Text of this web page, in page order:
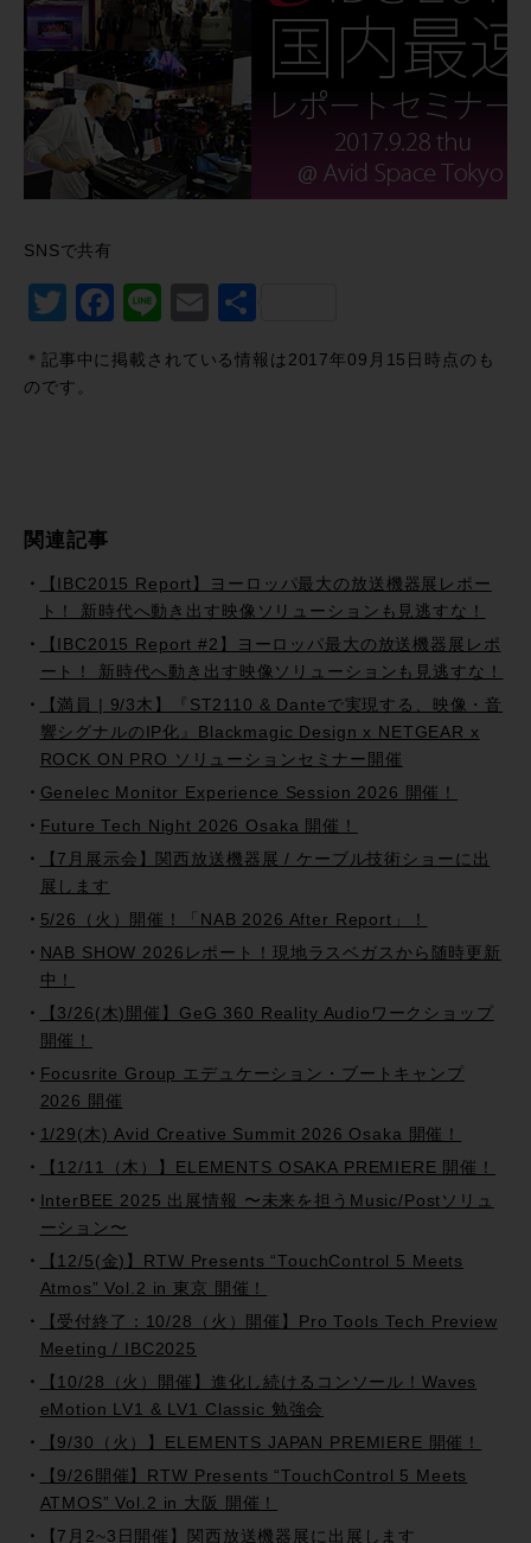
SNSで共有
Twitter
Facebook
LineEmail
＊記事中に掲載されている情報は2017年09月15日時点のも
のです。
関連記事
【IBC2015 Report】ヨーロッパ最大の放送機器展レポー
ト！ 新時代へ動き出す映像ソリューションも見逃すな！
【IBC2015 Report #2】ヨーロッパ最大の放送機器展レポ
ート！ 新時代へ動き出す映像ソリューションも見逃すな！
【満員 | 9/3木】『ST2110 & Danteで実現する、映像・音
響シグナルのIP化』Blackmagic Design x NETGEAR x
ROCK ON PRO ソリューションセミナー開催
Genelec Monitor Experience Session 2026 開催！
Future Tech Night 2026 Osaka 開催！
【7月展示会】関西放送機器展 / ケーブル技術ショーに出
展します
5/26（火）開催！「NAB 2026 After Report」！
NAB SHOW 2026レポート！現地ラスベガスから随時更新
中！
【3/26(木)開催】GeG 360 Reality Audioワークショップ
開催！
Focusrite Group エデュケーション・ブートキャンプ
2026 開催
1/29(木) Avid Creative Summit 2026 Osaka 開催！
【12/11（木）】ELEMENTS OSAKA PREMIERE 開催！
InterBEE 2025 出展情報 〜未来を担うMusic/Postソリュ
ーション〜
【12/5(金)】RTW Presents “TouchControl 5 Meets
Atmos” Vol.2 in 東京 開催！
【受付終了：10/28（火）開催】Pro Tools Tech Preview
Meeting / IBC2025
【10/28（火）開催】進化し続けるコンソール！Waves
eMotion LV1 & LV1 Classic 勉強会
【9/30（火）】ELEMENTS JAPAN PREMIERE 開催！
【9/26開催】RTW Presents “TouchControl 5 Meets
ATMOS” Vol.2 in 大阪 開催！
【7月2~3日開催】関西放送機器展に出展します